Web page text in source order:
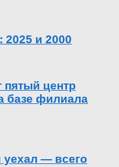
2025 и 2000
пятый центр
базе филиала
уехал — всего